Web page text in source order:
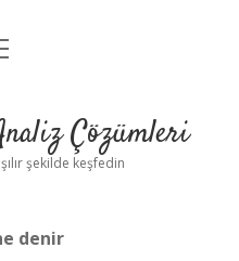
Çözümleri
şekilde keşfedin
denir